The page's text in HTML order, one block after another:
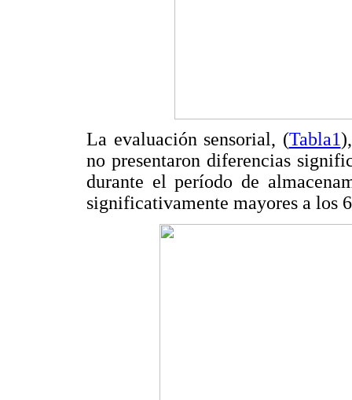
La evaluación sensorial, (Tabla1
no presentaron diferencias
durante el período de
significativamente mayores a los